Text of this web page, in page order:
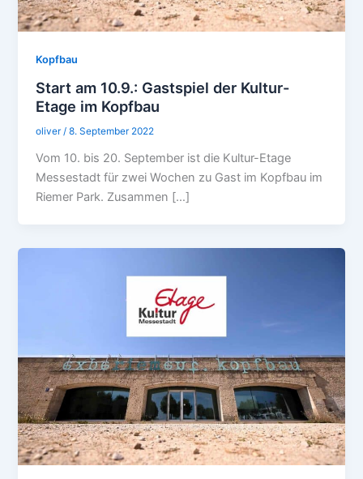
Kopfbau
Start am 10.9.: Gastspiel der Kultur-
Etage im Kopfbau
oliver/8. September 2022
Vom 10. bis 20. September ist die Kultur-Etage
Messestadt für zwei Wochen zu Gast im Kopfbau im
Riemer Park. Zusammen […]